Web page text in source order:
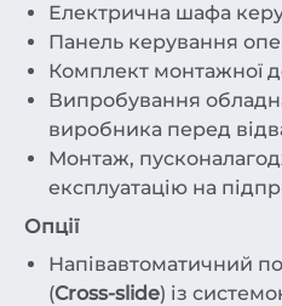
Електрична шафа
Панель керування
Комплект монтажної
Випробування
виробника перед
Монтаж,
експлуатацію на
Опції
Напівавтоматичний
(Cross-slide) із